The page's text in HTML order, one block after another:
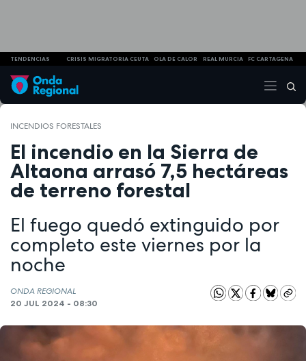
TENDENCIAS CRISIS MIGRATORIA CEUTA OLA DE CALOR REAL MURCIA FC CARTAGENA
INCENDIOS FORESTALES
El incendio en la Sierra de
Altaona arrasó 7,5 hectáreas
de terreno forestal
El fuego quedó extinguido por
completo este viernes por la
noche
ONDA REGIONAL
20 JUL 2024 - 08:30